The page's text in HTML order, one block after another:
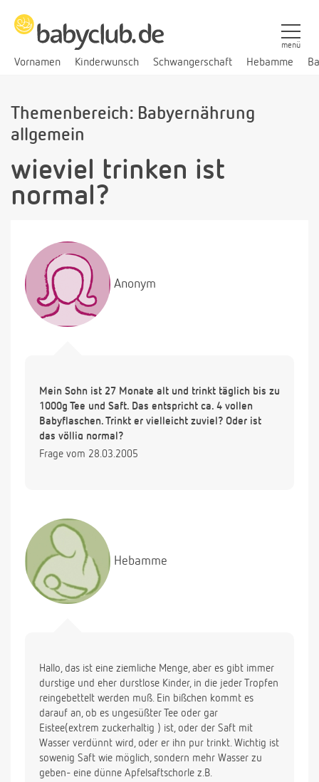
Vornamen Kinderwunsch Schwangerschaft Hebamme
menü
Themenbereich: Babyernährung
allgemein
wieviel trinken ist
normal?
Anonym
Mein Sohn ist 27 Monate alt und trinkt täglich bis zu
1000g Tee und Saft. Das entspricht ca. 4 vollen
Babyflaschen. Trinkt er vielleicht zuviel? Oder ist
das völlig normal?
Frage vom 28.03.2005
Hebamme
Hallo, das ist eine ziemliche Menge, aber es gibt immer
durstige und eher durstlose Kinder, in die jeder Tropfen
reingebettelt werden muß. Ein bißchen kommt es
darauf an, ob es ungesüßter Tee oder gar
Eistee(extrem zuckerhaltig ) ist, oder der Saft mit
Wasser verdünnt wird, oder er ihn pur trinkt. Wichtig ist
sowenig Saft wie möglich, sondern mehr Wasser zu
geben- eine dünne Apfelsaftschorle z.B.